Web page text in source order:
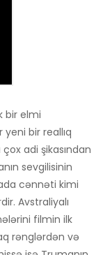
bir elmi
bir reallıq
çox adi şikasından
sevgilisinin
cənnəti kimi
Avstraliyalı
filmin ilk
rənglərdən və